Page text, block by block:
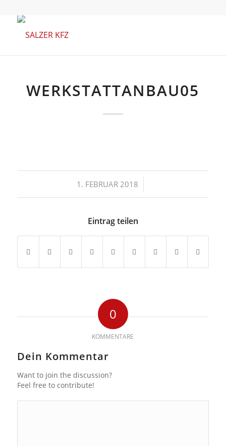
WERKSTATTANBAU05
1. FEBRUAR 2018
/
Eintrag teilen
0
KOMMENTARE
Dein Kommentar
Want to join the discussion?
Feel free to contribute!